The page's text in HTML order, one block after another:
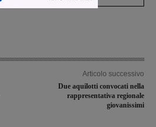
Articolo successivo
Due aquilotti convocati nella
rappresentativa regionale
giovanissimi